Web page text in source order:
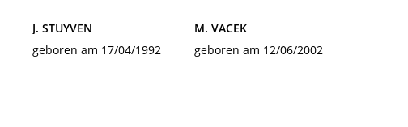
J. STUYVEN
geboren am 17/04/1992
M. VACEK
geboren am 12/06/2002